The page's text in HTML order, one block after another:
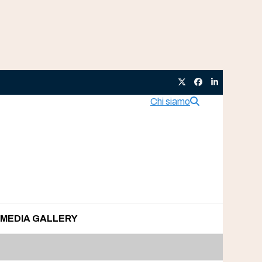
TwitterFacebook
LinkedIn
Chi siamo
MEDIA GALLERY